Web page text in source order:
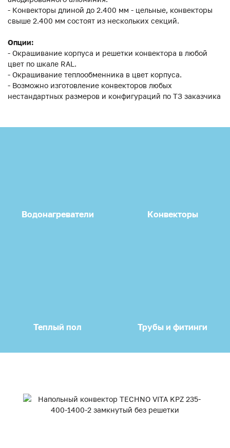
- Конвекторы длиной до 2.400 мм - цельные, конвекторы
свыше 2.400 мм состоят из нескольких секций.
Опции:
- Окрашивание корпуса и решетки конвектора в любой
цвет по шкале RAL.
- Окрашивание теплообменника в цвет корпуса.
- Возможно изготовление конвекторов любых
нестандартных размеров и конфигураций по ТЗ заказчика
Водонагреватели Конвекторы
Теплый пол Трубы и фитинги